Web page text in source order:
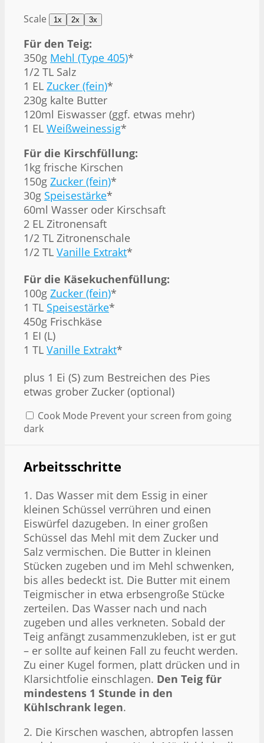
Scale 1x 2x 3x
Für den Teig:
350g Mehl (Type 405)*
1/2 TL Salz
1 EL Zucker (fein)*
230g kalte Butter
120ml Eiswasser (ggf. etwas mehr)
1 EL Weißweinessig*
Für die Kirschfüllung:
1kg frische Kirschen
150g Zucker (fein)*
30g Speisestärke*
60ml Wasser oder Kirschsaft
2 EL Zitronensaft
1/2 TL Zitronenschale
1/2 TL Vanille Extrakt*
Für die Käsekuchenfüllung:
100g Zucker (fein)*
1 TL Speisestärke*
450g Frischkäse
1 EI (L)
1 TL Vanille Extrakt*
plus 1 Ei (S) zum Bestreichen des Pies
etwas grober Zucker (optional)
Cook Mode Prevent your screen from going
dark
Arbeitsschritte
1. Das Wasser mit dem Essig in einer
kleinen Schüssel verrühren und einen
Eiswürfel dazugeben. In einer großen
Schüssel das Mehl mit dem Zucker und
Salz vermischen. Die Butter in kleinen
Stücken zugeben und im Mehl schwenken,
bis alles bedeckt ist. Die Butter mit einem
Teigmischer in etwa erbsengroße Stücke
zerteilen. Das Wasser nach und nach
zugeben und alles verkneten. Sobald der
Teig anfängt zusammenzukleben, ist er gut
– er sollte auf keinen Fall zu feucht werden.
Zu einer Kugel formen, platt drücken und in
Klarsichtfolie einschlagen. Den Teig für
mindestens 1 Stunde in den
Kühlschrank legen.
2. Die Kirschen waschen, abtropfen lassen